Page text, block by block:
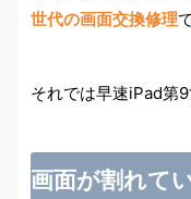
世代の画面交換修理
それでは早速iPad第
画面が割れて